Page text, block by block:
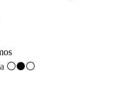
⚪⚫⚪